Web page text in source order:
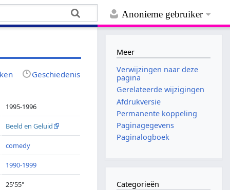
Anonieme gebruiker
Geschiedenis
1995-1996
Beeld en Geluid
comedy
1990-1999
25'55"
Meer
Verwijzingen naar deze
pagina
Gerelateerde wijzigingen
Afdrukversie
Permanente koppeling
Paginagegevens
Paginalogboek
Categorieën